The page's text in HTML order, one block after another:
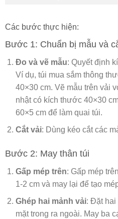
Các bước thực hiện:
Bước 1: Chuẩn bị mẫu và
Đo và vẽ mẫu: Quyết định
Ví dụ, túi mua sắm thông
40×30 cm. Vẽ mẫu trên vải
nhật có kích thước 40×30
60×5 cm để làm quai túi.
Cắt vải: Dùng kéo cắt các
Bước 2: May thân túi
Gấp mép trên: Gấp mép
1-2 cm và may lại để tạo
Ghép hai mảnh vải: Đặt hai
mặt trong ra ngoài. May ba